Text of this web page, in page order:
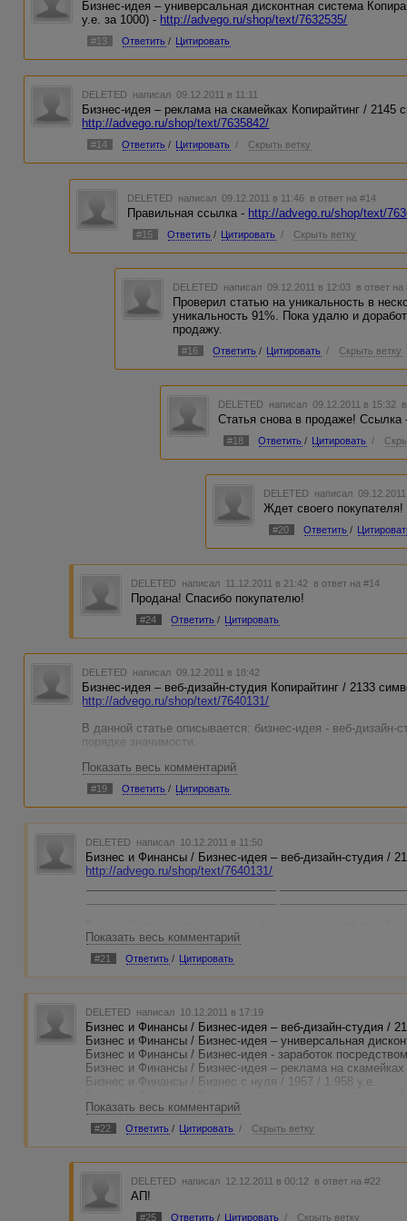
Бизнес-идея – универсальная дисконтная система
у.е. за 1000) - http://advego.ru/shop/text/7632535/
#13 Ответить / Цитировать
DELETED написал 09.12.2011 в 11:11
Бизнес-идея – реклама на скамейках Копирайтинг / 2145
http://advego.ru/shop/text/7635842/
#14 Ответить / Цитировать / Скрыть ветку
DELETED написал 09.12.2011 в 11:46 в ответ на #14
Правильная ссылка - http://advego.ru/shop/text/
#15 Ответить / Цитировать / Скрыть ветку
DELETED написал 09.12.2011 в 12:03 в ответ на
Проверил статью на уникальность в
уникальность 91%. Пока удалю и
продажу.
#16 Ответить / Цитировать / Скрыть ветку
DELETED написал 09.12.2011 в 15:32
Статья снова в продаже!
#18 Ответить / Цитировать /
DELETED написал
Ждет своего покупателя!
#20 Ответить /
DELETED написал 11.12.2011 в 21:42 в ответ на #14
Продана! Спасибо покупателю!
#24 Ответить / Цитировать
DELETED написал 09.12.2011 в 18:42
Бизнес-идея – веб-дизайн-студия Копирайтинг / 2133
http://advego.ru/shop/text/7640131/
В данной статье описывается: бизнес-идея - веб-дизайн-
порядке значимости.
Статья позиционируется, как идея для бизнеса, но её
сайта веб-дизайн-студии, если убрать немного текста.
Показать весь комментарий
#19 Ответить / Цитировать
DELETED написал 10.12.2011 в 11:50
Бизнес и Финансы / Бизнес-идея – веб-дизайн-студия /
http://advego.ru/shop/text/7640131/
порядке значимости.
Статья позиционируется, как идея для бизнеса, но её
сайта веб-дизайн-студии, если убрать немного текста.
______________________________
______________________________
$$$$$$$$$$$$$$$$$$$$$$$$$$$$$$
$$$$$$$$$$$$$$$$$$$$$$$$$$$$$$
______________________________
______________________________
Бизнес и Финансы / Бизнес-идея – универсальная
http://advego.ru/shop/text/7632535/
______________________________
______________________________
описан процесс её реализации, поэтапно.
______________________________
Показать весь комментарий
#21 Ответить / Цитировать
DELETED написал 10.12.2011 в 17:19
Бизнес и Финансы / Бизнес-идея – веб-дизайн-студия /
Бизнес и Финансы / Бизнес-идея – универсальная
Бизнес и Финансы / Бизнес-идея - заработок
Бизнес и Финансы / Бизнес-идея – реклама на
Бизнес и Финансы / Бизнес с нуля / 1957 / 1.958 у.е.
Бизнес и Финансы / Бизнес-идея – агентство
Бизнес и Финансы / Бизнес-идея – продажа товаров и
Бизнес и Финансы / Бизнес-идея – шоу-программа на
Бизнес и Финансы / Бизнес-идея – размещение рекламы
Бизнес и Финансы / Храните деньги в метрах / 1646 /
Бизнес и Финансы / Бизнес-идея – мини-база отдыха в
Бизнес и Финансы / Бизнес-идея – уникальные подарки
Бизнес и Финансы / Бизнес-идея – финансовая помощь в
проектов / 1667 / 3.322 у.е.
Показать весь комментарий
#22 Ответить / Цитировать / Скрыть ветку
DELETED написал 12.12.2011 в 00:12 в ответ на #22
АП!
#25 Ответить / Цитировать / Скрыть ветку